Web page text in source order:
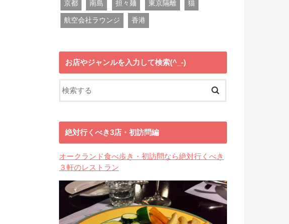
京都 南島 担々麺 東京隔離 猫
航空会社ラウンジ 香港
お店やジャンルを入力して検索(^_-)
絶対行くべき3店・初訪問編
オークランド食べ歩き・初訪問なら絶対行くべき
３軒のレストラン